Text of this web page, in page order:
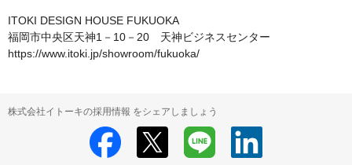
ITOKI DESIGN HOUSE FUKUOKA
福岡市中央区天神1－10－20　天神ビジネスセンター
https://www.itoki.jp/showroom/fukuoka/
株式会社イトーキの採用情報 をシェアしましょう